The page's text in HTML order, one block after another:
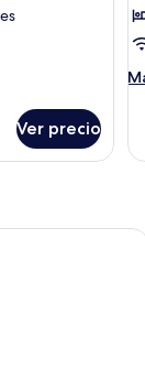
Ver precio